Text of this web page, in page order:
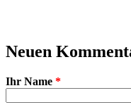
Neuen
Ihr Name *